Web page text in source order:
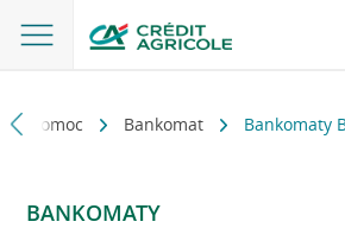
i pomoc Bankomat Bankomaty
BANKOMATY